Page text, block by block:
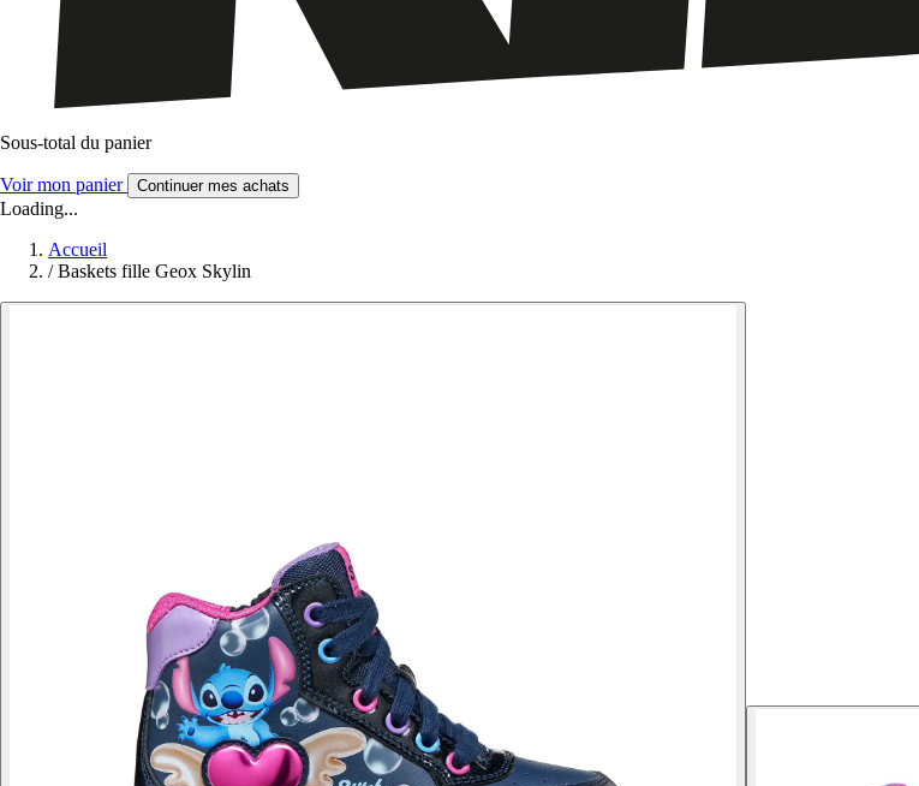
Sous-total du panier
Voir mon panier Continuer mes achats
Loading...
Accueil
/ Baskets fille Geox Skylin